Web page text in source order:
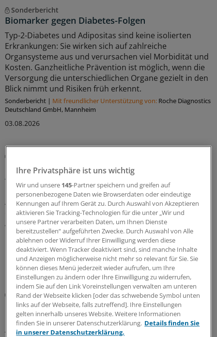
Sonderbericht
Biomarker gegen Diabetes-Folgen
Typ-2-Diabetes und Adipositas sind keine isolierten
Erkrankungen: Sie wirken sich auf zahlreiche
Organsysteme aus und verursachen viel Morbidität und
Kosten. Ganzheitliche Prävention ist möglich, wenn die
Versorgung die unterschiedlichen Organe gezielt in den
Blick nimmt und Risiken früh erkennt.
Sonderbericht | Mit freundlicher Unterstützung von: Roche Diagnostics
Deutschland GmbH, Mannheim
03.08.2026
Bei Kindern und Jugendlichen kommt eine
Autoimmunerkrankung oft nicht allein
Etliche Kinder und Jugendliche mit einer
Autoimmunerkrankung entwickeln einer Studie zufolge
eine oder sogar mehrere weitere
Autoimmunerkrankungen. Das könne auch mit
Umweltfaktoren zusammenhängen, betont das
Forschungsteam.
16.07.2026
Hepatologie im Wandel
Patienten mit Leberfibrose und -zirrhose bald
heilbar?
Als nicht reversibel angesehene Zustände der
Ihre Privatsphäre ist uns wichtig
Wir und unsere 145-Partner speichern und greifen auf
personenbezogene Daten wie Browserdaten oder eindeutige
Kennungen auf Ihrem Gerät zu. Durch Auswahl von Akzeptieren
aktivieren Sie Tracking-Technologien für die unter „Wir und
unsere Partner verarbeiten Daten, um Ihnen Dienste
bereitzustellen“ aufgeführten Zwecke. Durch Auswahl von Alle
ablehnen oder Widerruf Ihrer Einwilligung werden diese
deaktiviert. Wenn Tracker deaktiviert sind, sind manche Inhalte
und Anzeigen möglicherweise nicht mehr so relevant für Sie. Sie
können dieses Menü jederzeit wieder aufrufen, um Ihre
Einstellungen zu ändern oder Ihre Einwilligung zu widerrufen,
indem Sie auf den Link Voreinstellungen verwalten am unteren
Rand der Webseite klicken [oder das schwebende Symbol unten
links auf der Webseite, falls zutreffend]. Ihre Einstellungen
gelten innerhalb unseres Website. Weitere Informationen
finden Sie in unserer Datenschutzerklärung. Details finden Sie
in unserer Datenschutzerklärung.